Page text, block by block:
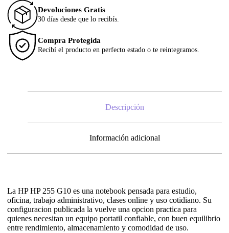
Devoluciones Gratis
30 días desde que lo recibís.
Compra Protegida
Recibí el producto en perfecto estado o te reintegramos.
Descripción
Información adicional
La HP HP 255 G10 es una notebook pensada para estudio,
oficina, trabajo administrativo, clases online y uso cotidiano. Su
configuracion publicada la vuelve una opcion practica para
quienes necesitan un equipo portatil confiable, con buen equilibrio
entre rendimiento, almacenamiento y comodidad de uso.